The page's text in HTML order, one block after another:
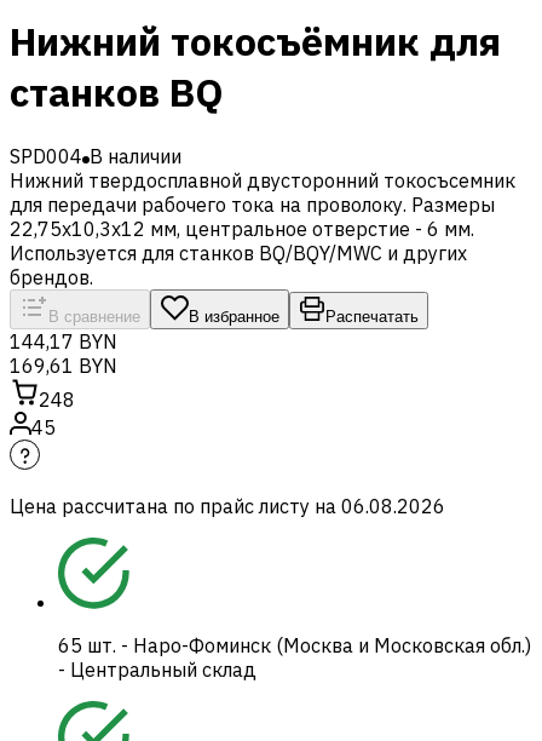
Нижний токосъёмник для
станков BQ
SPD004 В наличии
Нижний твердосплавной двусторонний токосъсемник
для передачи рабочего тока на проволоку. Размеры
22,75х10,3х12 мм, центральное отверстие - 6 мм.
Используется для станков BQ/BQY/MWC и других
брендов.
В сравнение В избранное Распечатать
144,17 BYN
169,61 BYN
248
45
Цена рассчитана по прайс листу на 06.08.2026
65 шт. - Наро-Фоминск (Москва и Московская обл.)
- Центральный склад